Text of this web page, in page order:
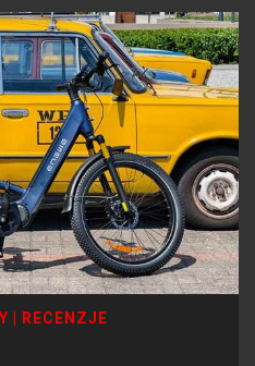
RECENZJE